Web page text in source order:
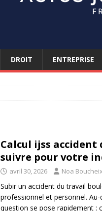
DROIT ENTREPRISE
Calcul ijss
suivre pour votre
avril 30, 2026 Noa Boucheix
Subir un accident du travail
professionnel et personnel.
question se pose rapidement :